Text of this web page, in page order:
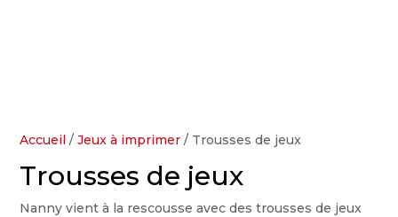
Accueil /Jeux à imprimer / Trousses de jeux
Trousses de jeux
Nanny vient à la rescousse avec des trousses de jeux